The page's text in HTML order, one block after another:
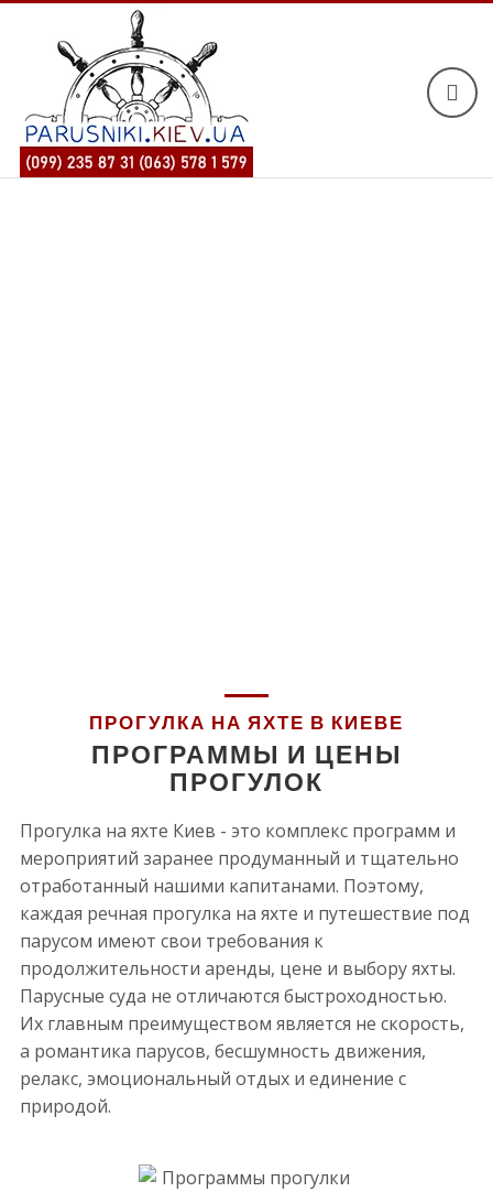
ПРОГУЛКА НА ЯХТЕ В КИЕВЕ
ПРОГРАММЫ И ЦЕНЫ
ПРОГУЛОК
Прогулка на яхте Киев - это комплекс программ и
мероприятий заранее продуманный и тщательно
отработанный нашими капитанами. Поэтому,
каждая речная прогулка на яхте и путешествие под
парусом имеют свои требования к
продолжительности аренды, цене и выбору яхты.
Парусные суда не отличаются быстроходностью.
Их главным преимуществом является не скорость,
а романтика парусов, бесшумность движения,
релакс, эмоциональный отдых и единение с
природой.